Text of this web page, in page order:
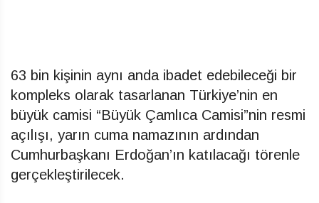
63 bin kişinin aynı anda ibadet edebileceği bir
kompleks olarak tasarlanan Türkiye’nin en
büyük camisi “Büyük Çamlıca Camisi”nin resmi
açılışı, yarın cuma namazının ardından
Cumhurbaşkanı Erdoğan’ın katılacağı törenle
gerçekleştirilecek.